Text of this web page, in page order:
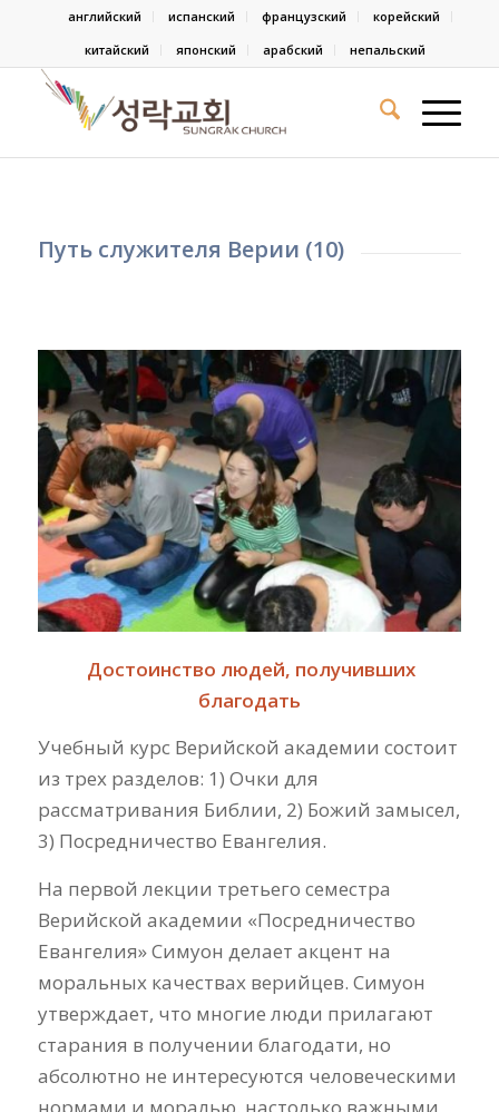
английский испанский французский
корейский
китайский
японский арабский непальский
Путь служителя Верии (10)
Достоинство людей, получивших
благодать
Учебный курс Верийской академии состоит
из трех разделов: 1) Очки для
рассматривания Библии, 2) Божий замысел,
3) Посредничество Евангелия.
На первой лекции третьего семестра
Верийской академии «Посредничество
Евангелия» Симуон делает акцент на
моральных качествах верийцев. Симуон
утверждает, что многие люди прилагают
старания в получении благодати, но
абсолютно не интересуются человеческими
нормами и моралью, настолько важными